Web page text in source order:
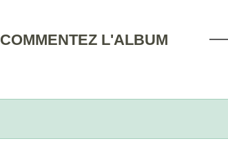
COMMENTEZ L'ALBUM